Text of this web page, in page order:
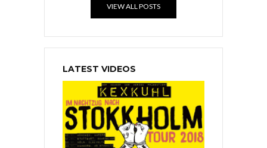
VIEW ALL POSTS
LATEST VIDEOS